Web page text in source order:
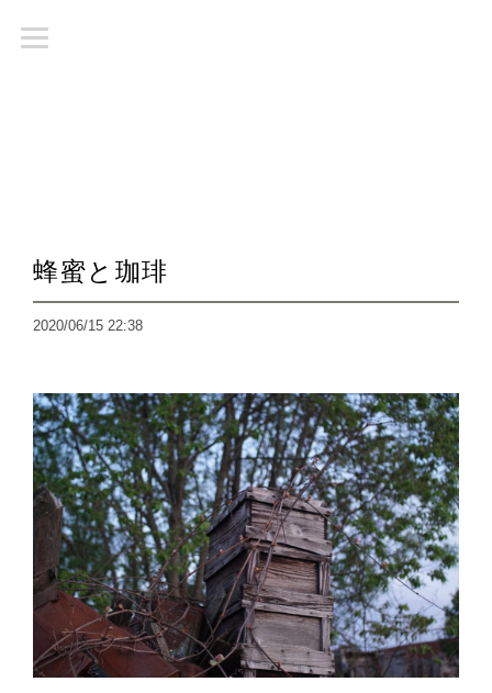
蜂蜜と珈琲
2020/06/15 22:38